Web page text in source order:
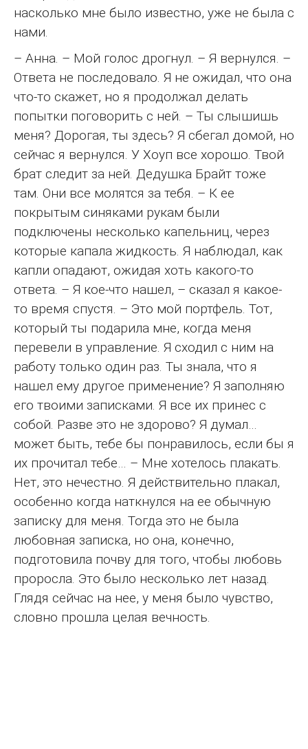
насколько мне было известно, уже не была с
нами.
– Анна. – Мой голос дрогнул. – Я вернулся. –
Ответа не последовало. Я не ожидал, что она
что-то скажет, но я продолжал делать
попытки поговорить с ней. – Ты слышишь
меня? Дорогая, ты здесь? Я сбегал домой, но
сейчас я вернулся. У Хоуп все хорошо. Твой
брат следит за ней. Дедушка Брайт тоже
там. Они все молятся за тебя. – К ее
покрытым синяками рукам были
подключены несколько капельниц, через
которые капала жидкость. Я наблюдал, как
капли опадают, ожидая хоть какого-то
ответа. – Я кое-что нашел, – сказал я какое-
то время спустя. – Это мой портфель. Тот,
который ты подарила мне, когда меня
перевели в управление. Я сходил с ним на
работу только один раз. Ты знала, что я
нашел ему другое применение? Я заполняю
его твоими записками. Я все их принес с
собой. Разве это не здорово? Я думал…
может быть, тебе бы понравилось, если бы я
их прочитал тебе… – Мне хотелось плакать.
Нет, это нечестно. Я действительно плакал,
особенно когда наткнулся на ее обычную
записку для меня. Тогда это не была
любовная записка, но она, конечно,
подготовила почву для того, чтобы любовь
проросла. Это было несколько лет назад.
Глядя сейчас на нее, у меня было чувство,
словно прошла целая вечность.